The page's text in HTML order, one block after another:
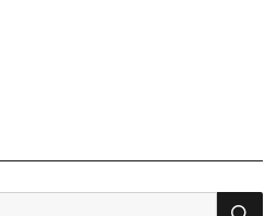
검